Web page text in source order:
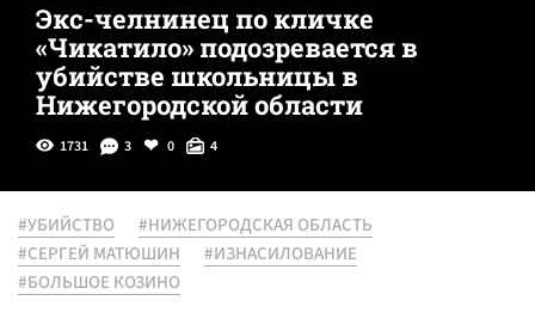
Экс-челнинец по кличке
«Чикатило» подозревается в
убийстве школьницы в
Нижегородской области
1731 3 0 4
#УБИЙСТВО
#НИЖЕГОРОДСКАЯ ОБЛАСТЬ
#СЕРГЕЙ МАТЮШИН
#ИЗНАСИЛОВАНИЕ
#БОЛЬШОЕ КОЗИНО